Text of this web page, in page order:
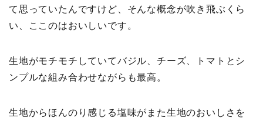
て思っていたんですけど、そんな概念が吹き飛ぶくら
い、ここのはおいしいです。
生地がモチモチしていてバジル、チーズ、トマトとシ
ンプルな組み合わせながらも最高。
生地からほんのり感じる塩味がまた生地のおいしさを